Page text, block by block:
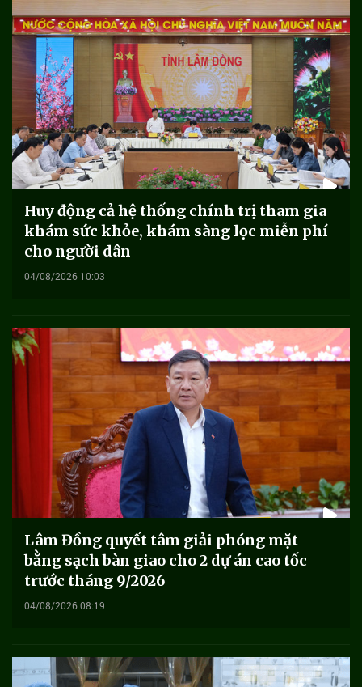
Huy động cả hệ thống chính trị tham gia
khám sức khỏe, khám sàng lọc miễn phí
cho người dân
04/08/2026 10:03
Lâm Đồng quyết tâm giải phóng mặt
bằng sạch bàn giao cho 2 dự án cao tốc
trước tháng 9/2026
04/08/2026 08:19